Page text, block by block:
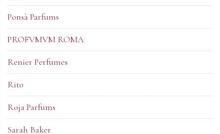
Ponsà Parfums
PROFVMVM ROMA
Renier Perfumes
Rito
Roja Parfums
Sarah Baker